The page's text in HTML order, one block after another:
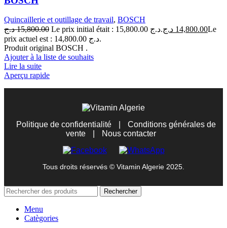
Quincaillerie et outillage de travail, BOSCH
15,800.00 د.ج Le prix initial était : 15,800.00 د.ج. 14,800.00 د.ج
Le
prix actuel est : 14,800.00 د.ج.
Produit original BOSCH .
Ajouter à la liste de souhaits
Lire la suite
Aperçu rapide
Politique de confidentialité
Conditions générales de
vente
Nous contacter
Tous droits réservés © Vitamin Algerie 2025.
Rechercher
Menu
Catègories